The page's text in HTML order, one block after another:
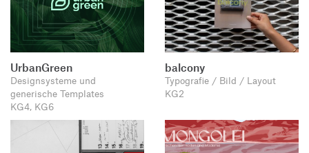
UrbanGreen
Designsysteme und
generische Templates
KG4, KG6
balcony
Typografie / Bild / Layout
KG2